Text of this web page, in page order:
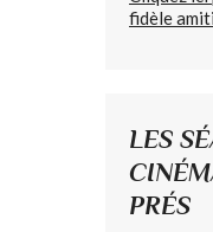
fidèle
LES
PRÉS